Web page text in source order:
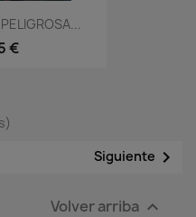
€
Siguiente 
Volver arriba 